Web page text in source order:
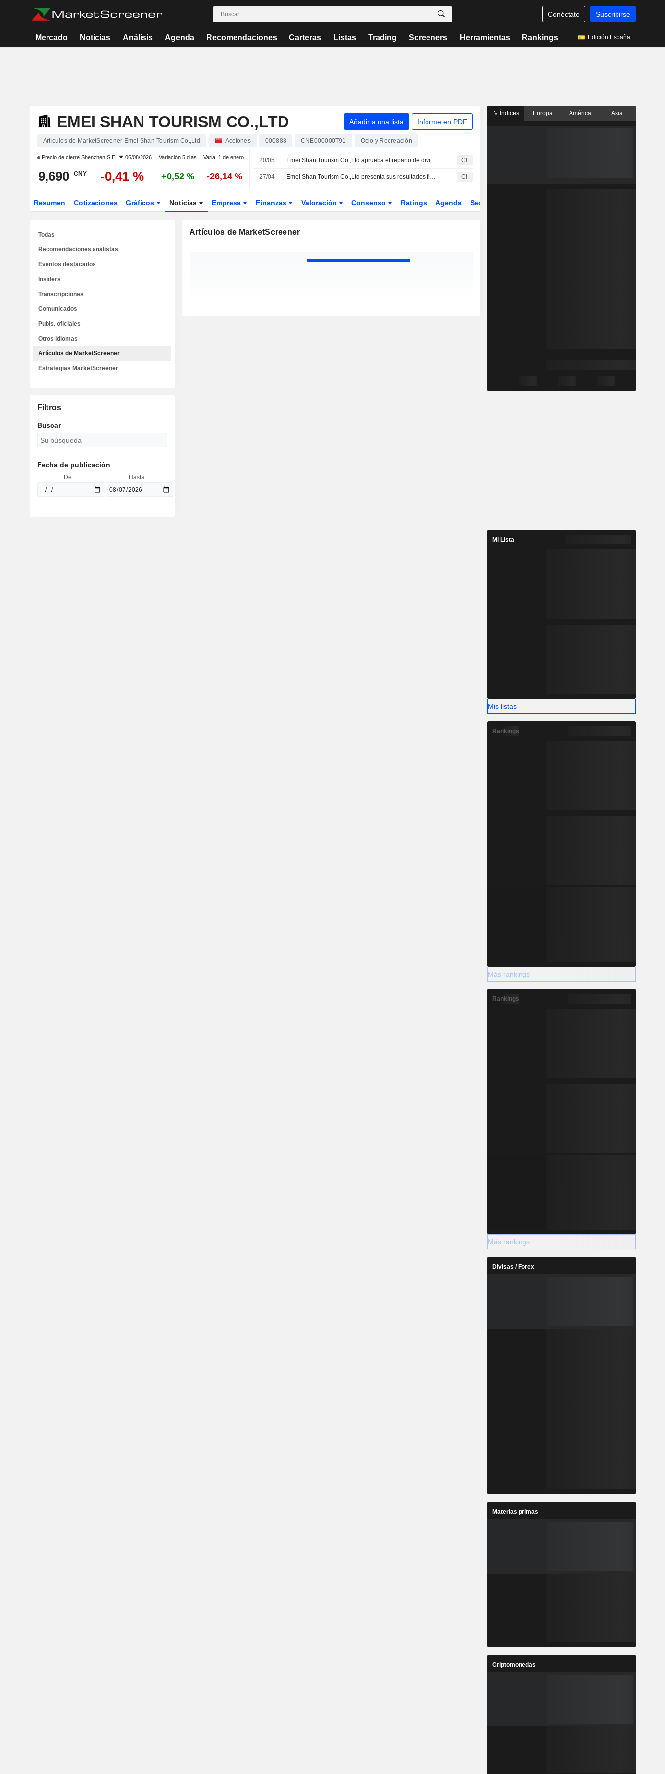
Conéctate Suscribirse
Mercado Noticias Análisis Agenda Recomendaciones Carteras Listas Trading Screeners Herramientas Rankings Edición España
EMEI SHAN TOURISM CO.,LTD Añadir a una lista Informe en PDF
Artículos de MarketScreener Emei Shan Tourism Co.,Ltd Acciones 000888 CNE000000T91 Ocio y Recreación
Precio de cierre Shenzhen S.E. 06/08/2026 Variación 5 días Varia. 1 de enero.
9,690 CNY -0,41 % +0,52 % -26,14 %
20/05 Emei Shan Tourism Co.,Ltd aprueba el reparto de dividendos para el ejercicio 2025 CI
27/04 Emei Shan Tourism Co.,Ltd presenta sus resultados financieros del primer trimestre finalizado el 31 de marzo de 2026 CI
Resumen Cotizaciones Gráficos Noticias Empresa Finanzas Valoración Consenso Ratings Agenda Sector
Artículos de MarketScreener
Todas
Recomendaciones analistas
Eventos destacados
Insiders
Transcripciones
Comunicados
Publs. oficiales
Otros idiomas
Artículos de MarketScreener
Estrategias MarketScreener
Filtros
Buscar
Fecha de publicación
De Hasta
Índices Europa América Asia
Mi Lista
Mis listas
Rankings
Más rankings
Rankings
Más rankings
Divisas / Forex
Materias primas
Criptomonedas